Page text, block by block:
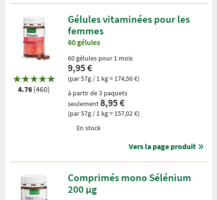
4.76 (460)
Gélules vitaminées pour les
femmes
60 gélules
60 gélules pour 1 mois
9,95 €
(par 57g / 1 kg = 174,56 €)
à partir de 3 paquets
seulement8,95 €
(par 57g / 1 kg = 157,02 €)
En stock
Vers la page produit
Comprimés mono Sélénium
200 µg